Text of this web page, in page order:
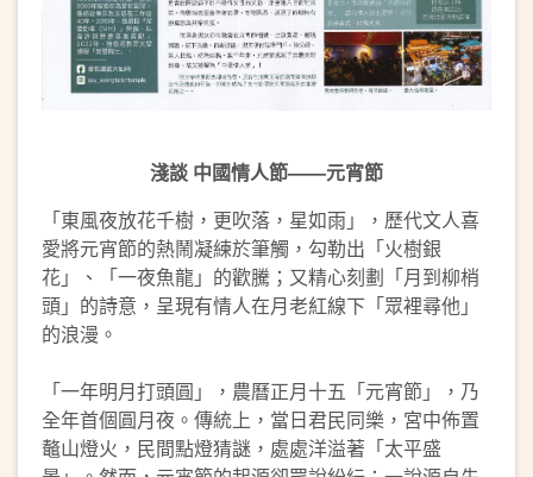
淺談 中國情人節——元宵節
「東風夜放花千樹，更吹落，星如雨」，歷代文人喜
愛將元宵節的熱鬧凝練於筆觸，勾勒出「火樹銀
花」、「一夜魚龍」的歡騰；又精心刻劃「月到柳梢
頭」的詩意，呈現有情人在月老紅線下「眾裡尋他」
的浪漫。
「一年明月打頭圓」，農曆正月十五「元宵節」，乃
全年首個圓月夜。傳統上，當日君民同樂，宮中佈置
鼇山燈火，民間點燈猜謎，處處洋溢著「太平盛